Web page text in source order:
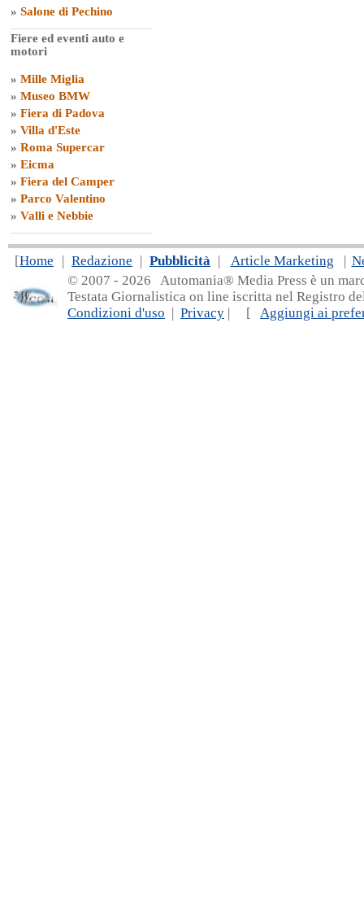
» Salone di Pechino
Fiere ed eventi auto e
motori
» Mille Miglia
» Museo BMW
» Fiera di Padova
» Villa d'Este
» Roma Supercar
» Eicma
» Fiera del Camper
» Parco Valentino
» Valli e Nebbie
[Home | Redazione | Pubblicità | Article Marketing |
© 2007 - 2026 Automania® Media Press è un
Testata Giornalistica on line iscritta nel Registro
Condizioni d'uso | Privacy | [ Aggiungi ai